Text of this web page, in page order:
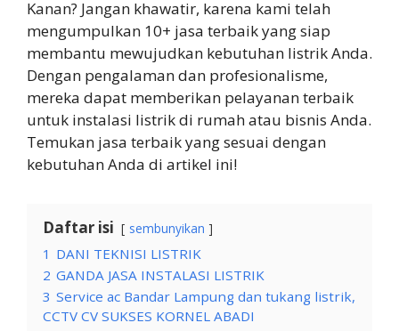
Kanan? Jangan khawatir, karena kami telah
mengumpulkan 10+ jasa terbaik yang siap
membantu mewujudkan kebutuhan listrik Anda.
Dengan pengalaman dan profesionalisme,
mereka dapat memberikan pelayanan terbaik
untuk instalasi listrik di rumah atau bisnis Anda.
Temukan jasa terbaik yang sesuai dengan
kebutuhan Anda di artikel ini!
Daftar isi sembunyikan
1 DANI TEKNISI LISTRIK
2 GANDA JASA INSTALASI LISTRIK
3 Service ac Bandar Lampung dan tukang listrik,
CCTV CV SUKSES KORNEL ABADI